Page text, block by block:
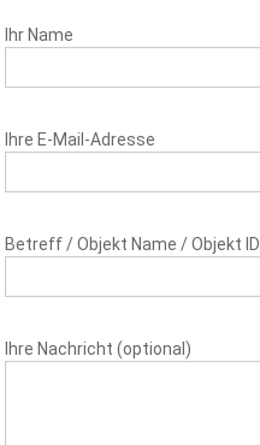
Ihr Name
Ihre E-Mail-Adresse
Betreff / Objekt Name / Objekt ID
Ihre Nachricht (optional)